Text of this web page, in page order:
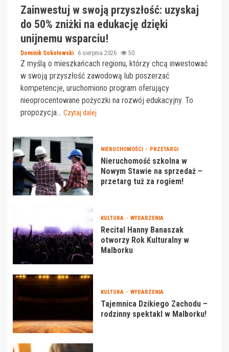
Zainwestuj w swoją przyszłość: uzyskaj
do 50% zniżki na edukację dzięki
unijnemu wsparciu!
Dominik Sokołowski 6 sierpnia 2026 50
Z myślą o mieszkańcach regionu, którzy chcą inwestować
w swoją przyszłość zawodową lub poszerzać
kompetencje, uruchomiono program oferujący
nieoprocentowane pożyczki na rozwój edukacyjny. To
propozycja... Czytaj dalej
NIERUCHOMOŚCI PRZETARGI
Nieruchomość szkolna w
Nowym Stawie na sprzedaż –
przetarg tuż za rogiem!
KULTURA WYDARZENIA
Recital Hanny Banaszak
otworzy Rok Kulturalny w
Malborku
KULTURA WYDARZENIA
Tajemnica Dzikiego Zachodu –
rodzinny spektakl w Malborku!